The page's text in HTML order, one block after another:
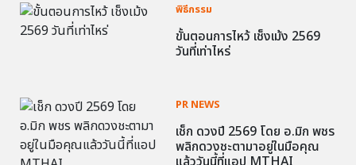
พิธีกรรม
ขั้นตอนการไหว้ เช็งเม้ง 2569
วันที่เท่าไหร่
PR NEWS
เช็ก ดวงปี 2569 โดย อ.มิก พชร
พลิกดวงชะตามาอยู่ในมือคุณ